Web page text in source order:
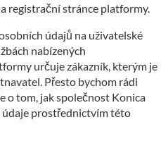
registrační stránce platformy.
údajů na uživatelské
nabízených
určuje zákazník, kterým je
Přesto bychom rádi
o tom, jak společnost Konica
prostřednictvím této